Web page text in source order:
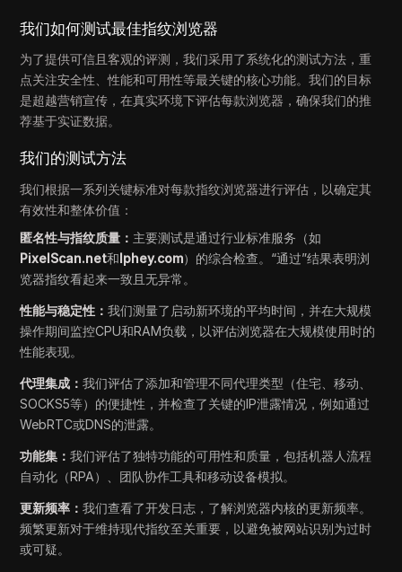
我们如何测试最佳指纹浏览器
为了提供可信且客观的评测，我们采用了系统化的测试方法，重
点关注安全性、性能和可用性等最关键的核心功能。我们的目标
是超越营销宣传，在真实环境下评估每款浏览器，确保我们的推
荐基于实证数据。
我们的测试方法
我们根据一系列关键标准对每款指纹浏览器进行评估，以确定其
有效性和整体价值：
匿名性与指纹质量： 主要测试是通过行业标准服务（如
PixelScan.net和Iphey.com）的综合检查。“通过”结果表明浏
览器指纹看起来一致且无异常。
性能与稳定性：我们测量了启动新环境的平均时间，并在大规模
操作期间监控CPU和RAM负载，以评估浏览器在大规模使用时的
性能表现。
代理集成：我们评估了添加和管理不同代理类型（住宅、移动、
SOCKS5等）的便捷性，并检查了关键的IP泄露情况，例如通过
WebRTC或DNS的泄露。
功能集：我们评估了独特功能的可用性和质量，包括机器人流程
自动化（RPA）、团队协作工具和移动设备模拟。
更新频率：我们查看了开发日志，了解浏览器内核的更新频率。
频繁更新对于维持现代指纹至关重要，以避免被网站识别为过时
或可疑。